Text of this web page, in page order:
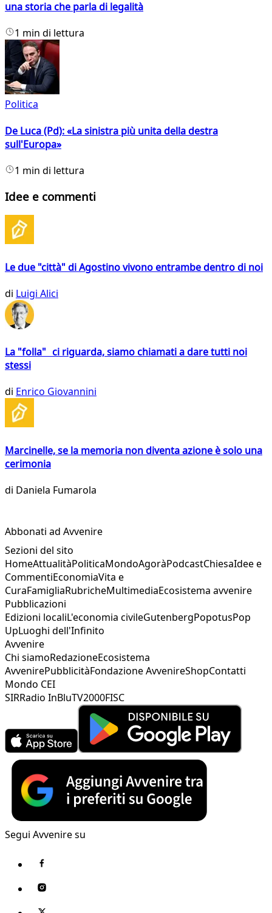
una storia che parla di legalità
1 min di lettura
Politica
De Luca (Pd): «La sinistra più unita della destra
sull'Europa»
1 min di lettura
Idee e commenti
Le due "città" di Agostino vivono entrambe dentro di noi
di Luigi Alici
La "folla" ci riguarda, siamo chiamati a dare tutti noi
stessi
di Enrico Giovannini
Marcinelle, se la memoria non diventa azione è solo una
cerimonia
di Daniela Fumarola
Abbonati ad Avvenire
Sezioni del sito
HomeAttualitàPoliticaMondoAgoràPodcastChiesaIdee e
CommentiEconomiaVita e
CuraFamigliaRubricheMultimediaEcosistema avvenire
Pubblicazioni
Edizioni localiL'economia civileGutenbergPopotusPop
UpLuoghi dell'Infinito
Avvenire
Chi siamoRedazioneEcosistema
AvvenirePubblicitàFondazione AvvenireShopContatti
Mondo CEI
SIRRadio InBluTV2000FISC
Segui Avvenire su